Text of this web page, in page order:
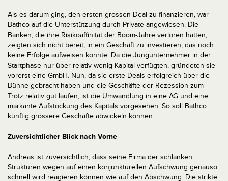
Als es darum ging, den ersten grossen Deal zu finanzieren, war
Bathco auf die Unterstützung durch Private angewiesen. Die
Banken, die ihre Risikoaffinität der Boom-Jahre verloren hatten,
zeigten sich nicht bereit, in ein Geschäft zu investieren, das noch
keine Erfolge aufweisen konnte. Da die Jungunternehmer in der
Startphase nur über relativ wenig Kapital verfügten, gründeten sie
vorerst eine GmbH. Nun, da sie erste Deals erfolgreich über die
Bühne gebracht haben und die Geschäfte der Rezession zum
Trotz relativ gut laufen, ist die Umwandlung in eine AG und eine
markante Aufstockung des Kapitals vorgesehen. So soll Bathco
künftig grössere Geschäfte abwickeln können.
Zuversichtlicher Blick nach Vorne
Andreas ist zuversichtlich, dass seine Firma der schlanken
Strukturen wegen auf einen konjunkturellen Aufschwung genauso
schnell wird reagieren können wie auf den Abschwung. Die strikte